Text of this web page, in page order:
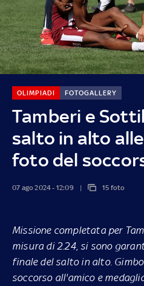
Tamberi e
salto in alto
foto del
OLIMPIADI FOTOGALLERY
07 ago 2024 - 12:09 15 foto
Missione completata per
misura di 2.24, si sono
finale del salto in alto.
soccorso all'amico e